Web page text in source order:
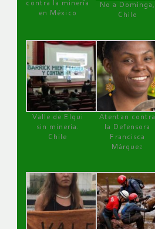
contra la minería
en México
No a Dominga,
Chile
Valle de Elqui
sin minería.
Chile
Atentan contra
la Defensora
Francisca
Márquez